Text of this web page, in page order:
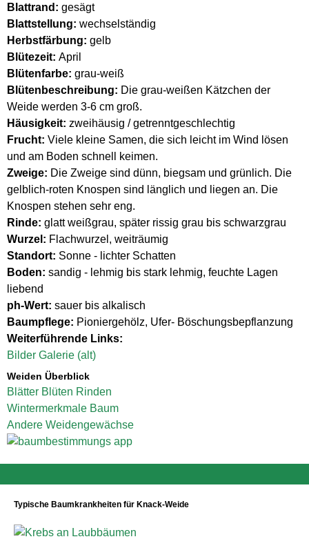
Blattrand: gesägt
Blattstellung: wechselständig
Herbstfärbung: gelb
Blütezeit: April
Blütenfarbe: grau-weiß
Blütenbeschreibung: Die grau-weißen Kätzchen der
Weide werden 3-6 cm groß.
Häusigkeit: zweihäusig / getrenntgeschlechtig
Frucht: Viele kleine Samen, die sich leicht im Wind lösen
und am Boden schnell keimen.
Zweige: Die Zweige sind dünn, biegsam und grünlich. Die
gelblich-roten Knospen sind länglich und liegen an. Die
Knospen stehen sehr eng.
Rinde: glatt weißgrau, später rissig grau bis schwarzgrau
Wurzel: Flachwurzel, weiträumig
Standort: Sonne - lichter Schatten
Boden: sandig - lehmig bis stark lehmig, feuchte Lagen
liebend
ph-Wert: sauer bis alkalisch
Baumpflege: Pioniergehölz, Ufer- Böschungsbepflanzung
Weiterführende Links:
Bilder Galerie (alt)
Weiden Überblick
Blätter Blüten Rinden
Wintermerkmale Baum
Andere Weidengewächse
Typische Baumkrankheiten für Knack-Weide